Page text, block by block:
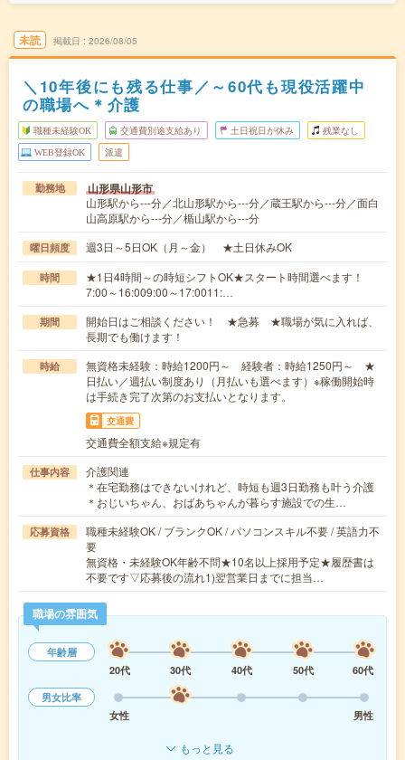
未読 掲載日 2026/08/05
＼10年後にも残る仕事／～60代も現役活躍中
の職場へ＊介護
職種未経験OK 交通費別途支給あり 土日祝日が休み 残業なし
WEB登録OK 派遣
勤務地 山形県山形市
山形駅から---分／北山形駅から---分／蔵王駅から---分／面白
山高原駅から---分／楯山駅から---分
曜日頻度 週3日～5日OK（月～金） ★土日休みOK
時間
★1日4時間～の時短シフトOK★スタート時間選べます！
7:00～16:009:00～17:0011:…
期間
開始日はご相談ください！ ★急募 ★職場が気に入れば、
長期でも働けます！
時給
無資格未経験：時給1200円～ 経験者：時給1250円～ ★
日払い／週払い制度あり（月払いも選べます）※稼働開始時
は手続き完了次第のお支払いとなります。
交通費
交通費全額支給※規定有
仕事内容
介護関連
＊在宅勤務はできないけれど、時短も週3日勤務も叶う介護
＊おじいちゃん、おばあちゃんが暮らす施設での生…
応募資格
職種未経験OK / ブランクOK / パソコンスキル不要 / 英語力不
要
無資格・未経験OK年齢不問★10名以上採用予定★履歴書は
不要です▽応募後の流れ1)翌営業日までに担当…
職場の雰囲気
年齢層
20代
30代 40代 50代
60代
男女比率
女性
男性
もっと見る